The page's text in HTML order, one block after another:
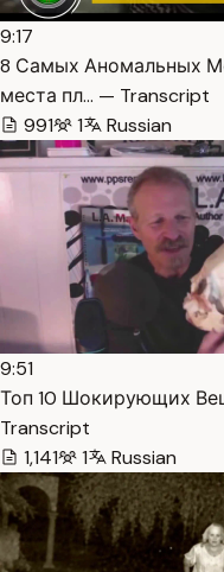
9:17
8 Самых Аномальных
места пл… — Transcript
991
1 Russian
9:51
Топ 10 Шокирующих
Transcript
1,141
1 Russian